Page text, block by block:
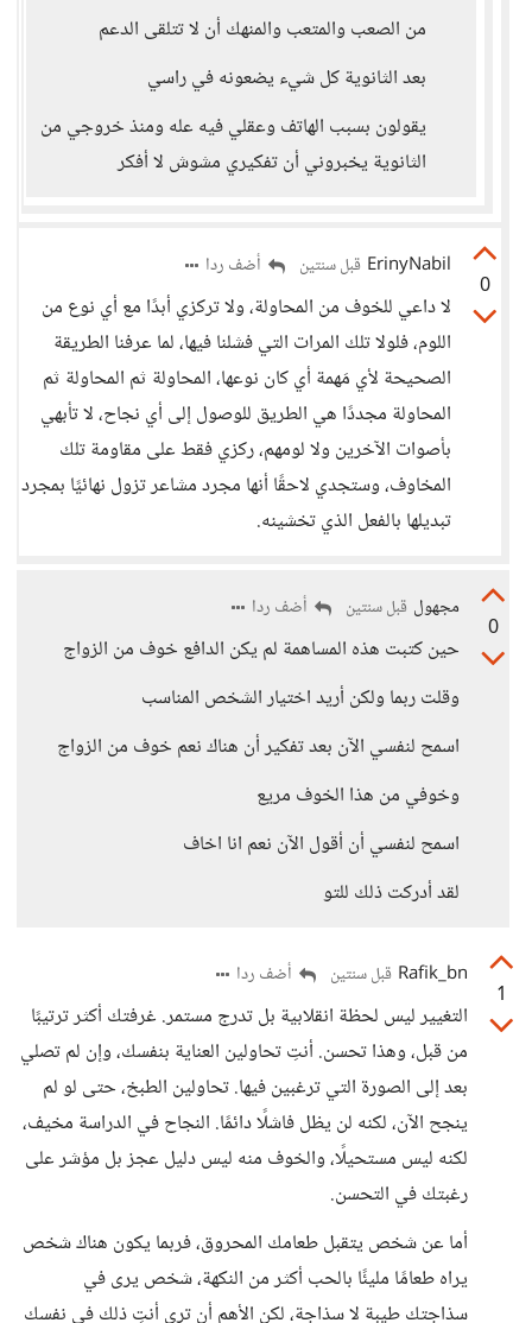
من الصعب والمتعب والمنهك أن لا تتلقى الدعم
بعد الثانوية كل شيء يضعونه في راسي
يقولون بسبب الهاتف وعقلي فيه عله ومنذ خروجي من
الثانوية يخبروني أن تفكيري مشوش لا أفكر
0
ErinyNabil قبل سنتين أضف ردا
لا داعي للخوف من المحاولة، ولا تركزي أبدًا مع أي نوع من
اللوم، فلولا تلك المرات التي فشلنا فيها، لما عرفنا الطريقة
الصحيحة لأي مَهمة أي كان نوعها، المحاولة ثم المحاولة ثم
المحاولة مجددًا هي الطريق للوصول إلى أي نجاح، لا تأبهي
بأصوات الآخرين ولا لومهم، ركزي فقط على مقاومة تلك
المخاوف، وستجدي لاحقًا أنها مجرد مشاعر تزول نهائيًا بمجرد
تبديلها بالفعل الذي تخشينه.
0
مجهول قبل سنتين أضف ردا
حين كتبت هذه المساهمة لم يكن الدافع خوف من الزواج
وقلت ربما ولكن أريد اختيار الشخص المناسب
اسمح لنفسي الآن بعد تفكير أن هناك نعم خوف من الزواج
وخوفي من هذا الخوف مريع
اسمح لنفسي أن أقول الآن نعم انا اخاف
لقد أدركت ذلك للتو
1
Rafik_bn قبل سنتين أضف ردا
التغيير ليس لحظة انقلابية بل تدرج مستمر. غرفتك أكثر ترتيبًا
من قبل، وهذا تحسن. أنتِ تحاولين العناية بنفسك، وإن لم تصلي
بعد إلى الصورة التي ترغبين فيها. تحاولين الطبخ، حتى لو لم
ينجح الآن، لكنه لن يظل فاشلًا دائمًا. النجاح في الدراسة مخيف،
لكنه ليس مستحيلًا، والخوف منه ليس دليل عجز بل مؤشر على
رغبتك في التحسن.
أما عن شخص يتقبل طعامك المحروق، فربما يكون هناك شخص
يراه طعامًا مليئًا بالحب أكثر من النكهة، شخص يرى في
سذاجتك طيبة لا سذاجة، لكن الأهم أن تري أنتِ ذلك في نفسك